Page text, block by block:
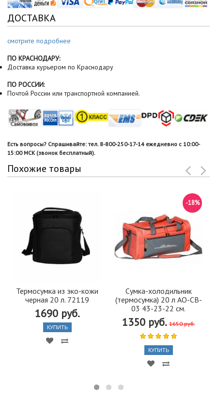
ДОСТАВКА
смотрите подробнее
ПО КРАСНОДАРУ:
Доставка курьером по Краснодару
ПО РОССИИ:
Почтой России или транспортной компанией.
Есть вопросы? Спрашивайте: тел. 8-800-250-17-14 ежедневно с 10:00-
15:00 МСК (звонок бесплатный).
Похожие товары
Термосумка из эко-кожи
черная 20 л. 72119
1690 руб.
КУПИТЬ
Сумка-холодильник
(термосумка) 20 л AO-CB-
03 43-23-22 см.
1350 руб. 1650 руб.
-18%
КУПИТЬ